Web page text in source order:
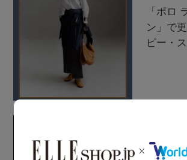
エディター厳選ギフト
「ポロ
ン」で
ピー・